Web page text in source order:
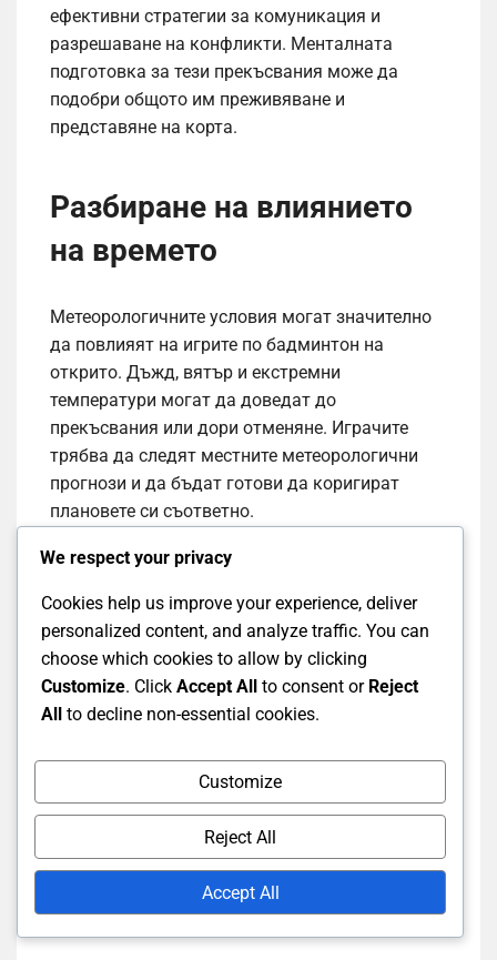
ефективни стратегии за комуникация и
разрешаване на конфликти. Менталната
подготовка за тези прекъсвания може да
подобри общото им преживяване и
представяне на корта.
Разбиране на влиянието
на времето
Метеорологичните условия могат значително
да повлияят на игрите по бадминтон на
открито. Дъжд, вятър и екстремни
температури могат да доведат до
прекъсвания или дори отменяне. Играчите
трябва да следят местните метеорологични
прогнози и да бъдат готови да коригират
плановете си съответно.
Например, ако се очаква дъжд, играчите могат
да обмислят пренасрочване на мачовете или
преминаване в закрито помещение. Вятърът
може да повлияе на полета на перцето, така че
играчите трябва да практикуват в различни
условия, за да адаптират стила си на игра.
играчите да останат гъвкави и готови за
Проверки на
оборудването
We respect your privacy
Cookies help us improve your experience, deliver
personalized content, and analyze traffic. You can
choose which cookies to allow by clicking
Customize. Click Accept All to consent or Reject
All to decline non-essential cookies.
Customize
Reject All
Accept All